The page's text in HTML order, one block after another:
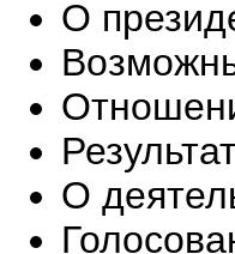
О
О